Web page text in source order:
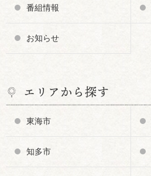
番組情報
お知らせ
エリアから探す
東海市
知多市